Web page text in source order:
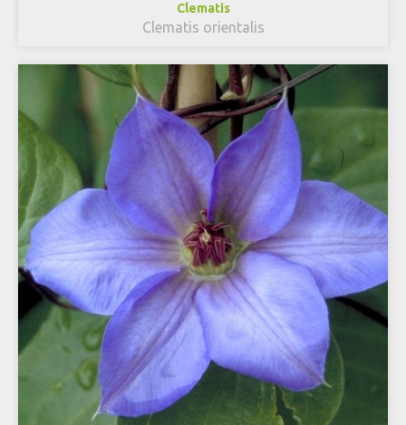
Clematis
Clematis orientalis